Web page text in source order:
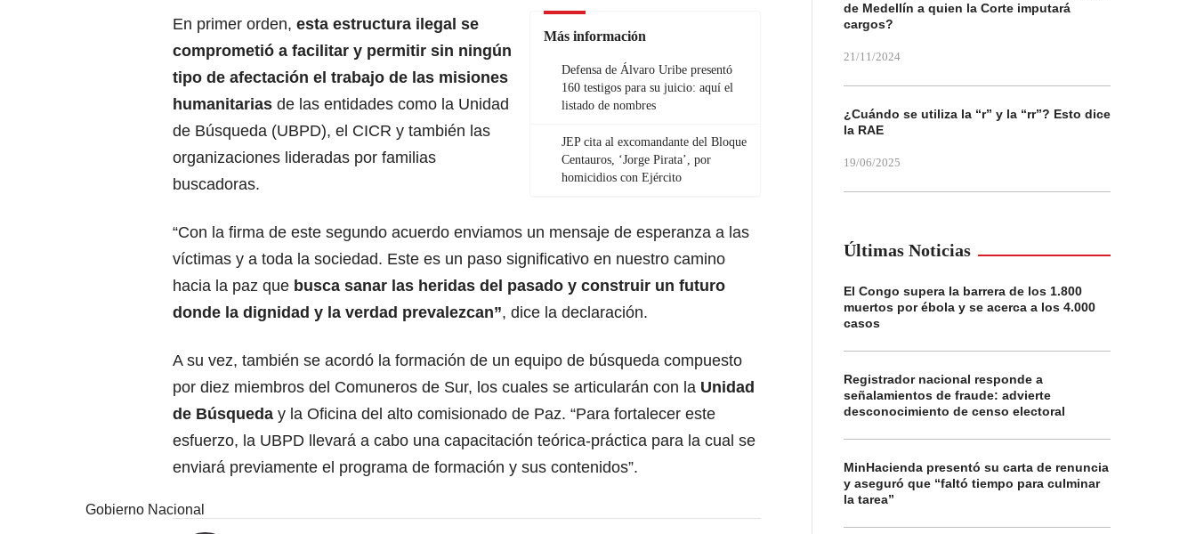
Más información
Defensa de Álvaro Uribe presentó
160 testigos para su juicio: aquí el
listado de nombres
JEP cita al excomandante del Bloque
Centauros, ‘Jorge Pirata’, por
homicidios con Ejército
En primer orden, esta estructura ilegal se
comprometió a facilitar y permitir sin ningún
tipo de afectación el trabajo de las misiones
humanitarias de las entidades como la Unidad
de Búsqueda (UBPD), el CICR y también las
organizaciones lideradas por familias
buscadoras.
“Con la firma de este segundo acuerdo enviamos un mensaje de esperanza a las
víctimas y a toda la sociedad. Este es un paso significativo en nuestro camino
hacia la paz que busca sanar las heridas del pasado y construir un futuro
donde la dignidad y la verdad prevalezcan”, dice la declaración.
A su vez, también se acordó la formación de un equipo de búsqueda compuesto
por diez miembros del Comuneros de Sur, los cuales se articularán con la Unidad
de Búsqueda y la Oficina del alto comisionado de Paz. “Para fortalecer este
esfuerzo, la UBPD llevará a cabo una capacitación teórica-práctica para la cual se
enviará previamente el programa de formación y sus contenidos”.
Gobierno Nacional
de Medellín a quien la Corte imputará
cargos?
21/11/2024
¿Cuándo se utiliza la “r” y la “rr”? Esto dice
la RAE
19/06/2025
Últimas Noticias
El Congo supera la barrera de los 1.800
muertos por ébola y se acerca a los 4.000
casos
Registrador nacional responde a
señalamientos de fraude: advierte
desconocimiento de censo electoral
MinHacienda presentó su carta de renuncia
y aseguró que “faltó tiempo para culminar
la tarea”